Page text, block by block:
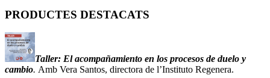
PRODUCTES DESTACATS
Taller: El acompañamiento en los procesos de duelo y
cambio. Amb Vera Santos, directora de l’Instituto Regenera.